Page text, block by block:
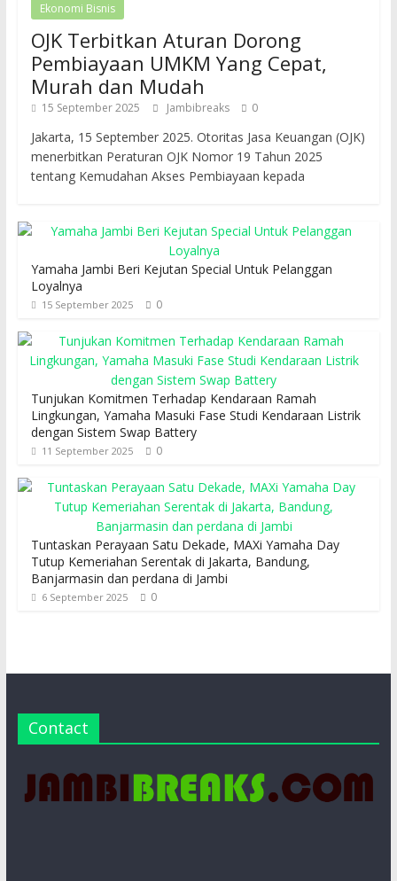
Ekonomi Bisnis
OJK Terbitkan Aturan Dorong
Pembiayaan UMKM Yang Cepat,
Murah dan Mudah
15 September 2025 Jambibreaks 0
Jakarta, 15 September 2025. Otoritas Jasa Keuangan (OJK)
menerbitkan Peraturan OJK Nomor 19 Tahun 2025
tentang Kemudahan Akses Pembiayaan kepada
Yamaha Jambi Beri Kejutan Special Untuk Pelanggan
Loyalnya
15 September 2025 0
Tunjukan Komitmen Terhadap Kendaraan Ramah
Lingkungan, Yamaha Masuki Fase Studi Kendaraan Listrik
dengan Sistem Swap Battery
11 September 2025 0
Tuntaskan Perayaan Satu Dekade, MAXi Yamaha Day
Tutup Kemeriahan Serentak di Jakarta, Bandung,
Banjarmasin dan perdana di Jambi
6 September 2025 0
Contact